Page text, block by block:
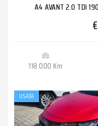
A4 AVANT 2.0 TDI
118.000 Km
USATA